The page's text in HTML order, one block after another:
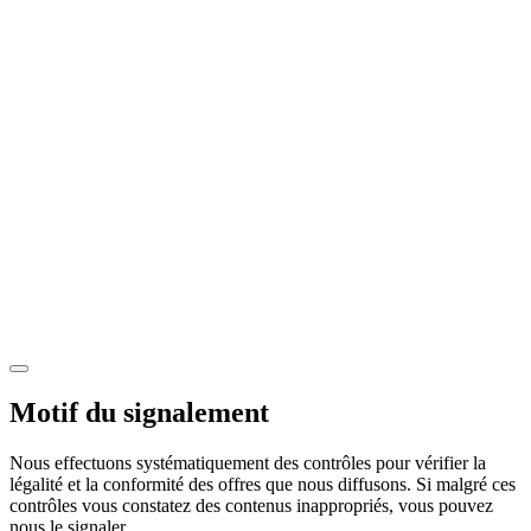
Motif du signalement
Nous effectuons systématiquement des contrôles pour vérifier la
légalité et la conformité des offres que nous diffusons. Si malgré ces
contrôles vous constatez des contenus inappropriés, vous pouvez
nous le signaler.